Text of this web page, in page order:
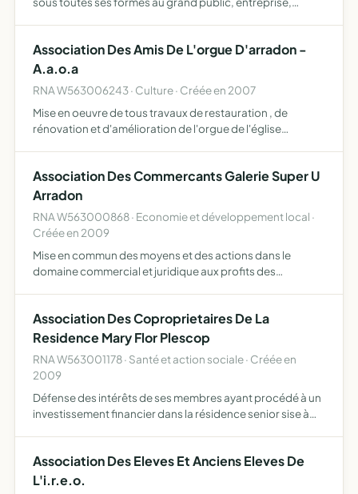
Association Des Amis De L'orgue D'arradon -
A.a.o.a
RNA W563006243 · Culture · Créée en 2007
Mise en oeuvre de tous travaux de restauration , de
rénovation et d'amélioration de l'orgue de l'église
conce…
Association Des Commercants Galerie Super U
Arradon
RNA W563000868 · Economie et développement local ·
Créée en 2009
Mise en commun des moyens et des actions dans le
domaine commercial et juridique aux profits des
Association Des Coproprietaires De La
Residence Mary Flor Plescop
RNA W563001178 · Santé et action sociale · Créée en
2009
Défense des intérêts de ses membres ayant procédé à un
investissement financier dans la résidence senior sise à
Association Des Eleves Et Anciens Eleves De
L'i.r.e.o.